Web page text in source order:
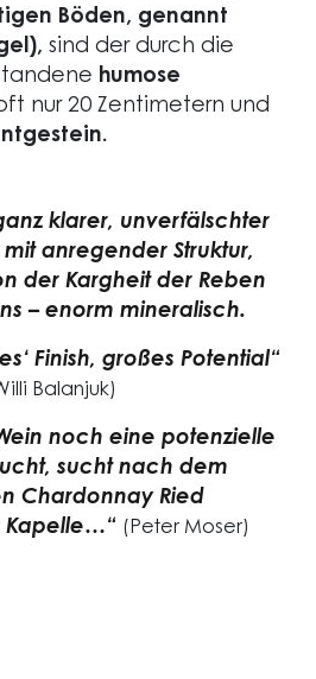
Böden, genannt
sind der durch die
humose
nur 20 Zentimetern und
klarer, unverfälschter
anregender Struktur,
der Kargheit der Reben
– enorm mineralisch.
Finish, großes Potential“
Balanjuk)
noch eine potenzielle
sucht nach dem
Chardonnay Ried
Kapelle…“ (Peter Moser)